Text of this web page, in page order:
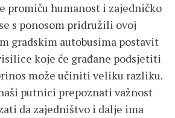
promiču humanost i zajedničko
s ponosom pridružili ovoj
gradskim autobusima postavit
koje će građane podsjetiti
može učiniti veliku razliku.
putnici prepoznati važnost
da zajedništvo i dalje ima